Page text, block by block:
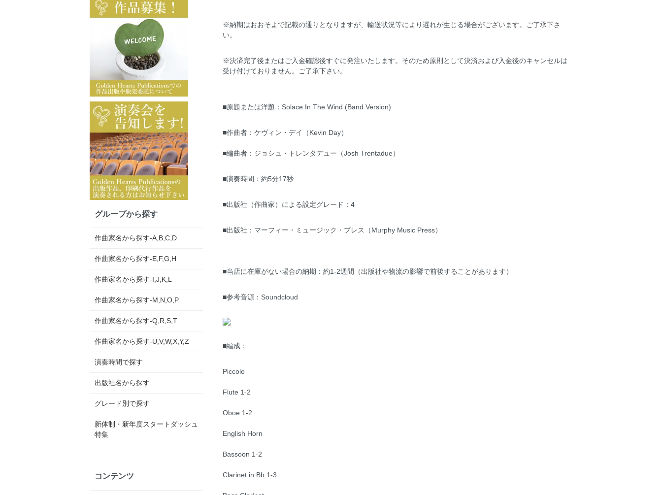
※納期はおおそよで記載の通りとなりますが、輸送状況等により遅れが生じる場合がございます。ご了承下さ
い。
※決済完了後またはご入金確認後すぐに発注いたします。そのため原則として決済および入金後のキャンセルは
受け付けておりません。ご了承下さい。
■原題または洋題：Solace In The Wind (Band Version)
■作曲者：ケヴィン・デイ（Kevin Day）
■編曲者：ジョシュ・トレンタデュー（Josh Trentadue）
■演奏時間：約5分17秒
■出版社（作曲家）による設定グレード：4
■出版社：マーフィー・ミュージック・プレス（Murphy Music Press）
■当店に在庫がない場合の納期：約1-2週間（出版社や物流の影響で前後することがあります）
■参考音源：Soundcloud
■編成：
Piccolo
Flute 1-2
Oboe 1-2
English Horn
Bassoon 1-2
Clarinet in Bb 1-3
グループから探す
作曲家名から探す-A,B,C,D
作曲家名から探す-E,F,G,H
作曲家名から探す-I,J,K,L
作曲家名から探す-M,N,O,P
作曲家名から探す-Q,R,S,T
作曲家名から探す-U,V,W,X,Y,Z
演奏時間で探す
出版社名から探す
グレード別で探す
新体制・新年度スタートダッシュ
特集
コンテンツ